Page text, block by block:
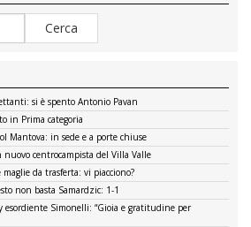
si è spento Antonio Pavan
in Prima categoria
Mantova: in sede e a porte chiuse
nuovo centrocampista del Villa Valle
da trasferta: vi piacciono?
non basta Samardzic: 1-1
esordiente Simonelli: “Gioia e gratitudine per